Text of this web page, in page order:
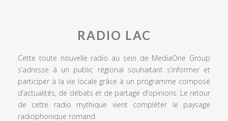
RADIO LAC
Cette toute nouvelle radio au sein de MediaOne Group
s’adresse à un public régional souhaitant s’informer et
participer à la vie locale grâce à un programme composé
d’actualités, de débats et de partage d’opinions. Le retour
de cette radio mythique vient compléter le paysage
radiophonique romand.